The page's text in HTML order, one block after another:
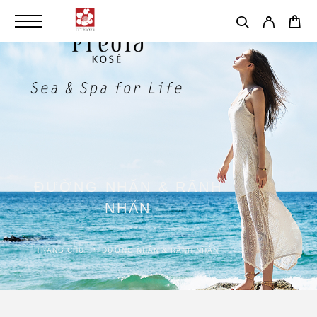
ĐƯỜNG NHĂN & RÃNH
NHĂN
TRANG CHỦ ĐƯỜNG NHĂN & RÃNH NHĂN